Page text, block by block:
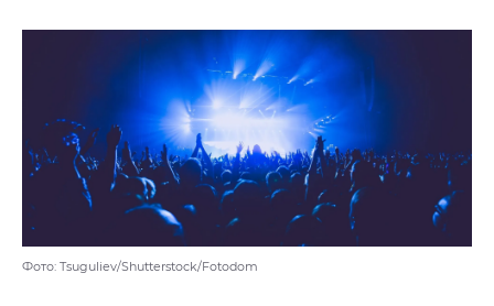
Фото: Tsuguliev/Shutterstock/Fotodom